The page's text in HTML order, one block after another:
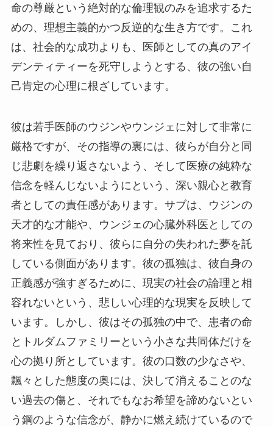
命の尊厳という絶対的な倫理観のみを追求するた
めの、理想主義的かつ反逆的な生き方です。これ
は、社会的な成功よりも、医師としての真のアイ
デンティティーを死守しようとする、彼の強い自
己肯定の心理に根ざしています。
彼は若手医師のウジンやウンジェに対して非常に
厳格ですが、その指導の裏には、彼らが自分と同
じ悲劇を繰り返さないよう、そして医療の純粋な
信念を軽んじないようにという、深い親心と教育
者としての責任感があります。サブは、ウジンの
天才的な才能や、ウンジェの心臓外科医としての
将来性を見ており、彼らに自分の失われた夢を託
している側面があります。彼の孤独は、彼自身の
正義感が強すぎるために、現実の社会の論理と相
容れないという、悲しい心理的な現実を反映して
います。しかし、彼はその孤独の中で、患者の命
とトルダムファミリーという小さな共同体だけを
心の拠り所としています。彼の口数の少なさや、
飄々とした態度の奥には、決して消えることのな
い過去の傷と、それでもなお希望を諦めないとい
う鋼のような信念が、静かに燃え続けているので